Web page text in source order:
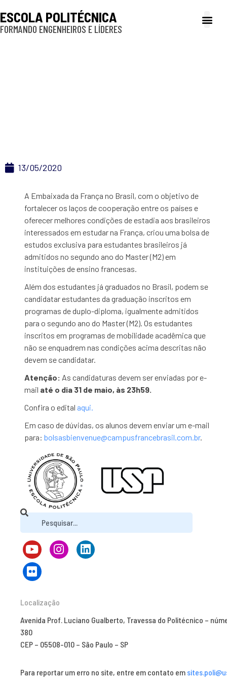
ESCOLA POLITÉCNICA
FORMANDO ENGENHEIROS E LÍDERES
13/05/2020
A Embaixada da França no Brasil, com o objetivo de
fortalecer os laços de cooperação entre os países e
oferecer melhores condições de estadia aos brasileiros
interessados em estudar na França, criou uma bolsa de
estudos exclusiva para estudantes brasileiros já
admitidos no segundo ano do Master (M2) em
instituições de ensino francesas.
Além dos estudantes já graduados no Brasil, podem se
candidatar estudantes da graduação inscritos em
programas de duplo-diploma, igualmente admitidos
para o segundo ano do Master (M2). Os estudantes
inscritos em programas de mobilidade acadêmica que
não se enquadrem nas condições acima descritas não
devem se candidatar.
Atenção: As candidaturas devem ser enviadas por e-
mail até o dia 31 de maio, às 23h59.
Confira o edital aqui.
Em caso de dúvidas, os alunos devem enviar um e-mail
para:bolsasbienvenue@campusfrancebrasil.com.br.
Localização
Avenida Prof. Luciano Gualberto, Travessa do Politécnico –
380
CEP – 05508-010 – São Paulo – SP
Para reportar um erro no site, entre em contato em